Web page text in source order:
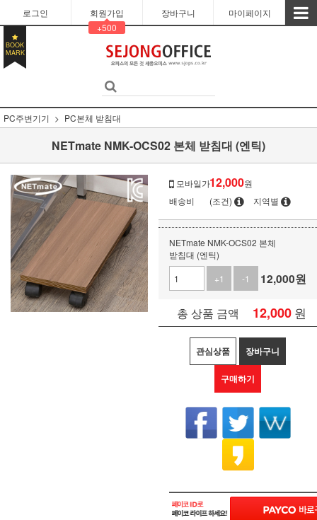
로그인
회원가입
+500
장바구니 마이페이지
BOOK
MARK
PC주변기기 PC본체 받침대
NETmate NMK-OCS02 본체 받침대 (엔틱)
모바일가12,000원
배송비
(조건) 지역별
NETmate NMK-OCS02 본체
받침대 (엔틱)
+1
-1 12,000원
총 상품 금액 12,000 원
관심상품 장바구니
구매하기